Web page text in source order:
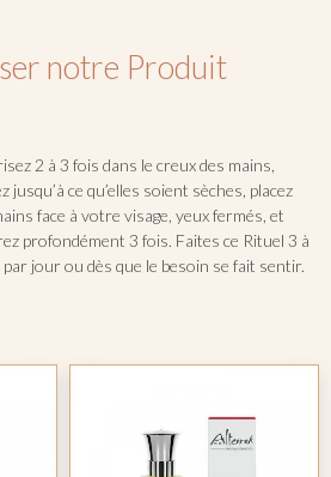
notre Produit
2 à 3 fois dans le creux des mains,
jusqu’à ce qu’elles soient sèches, placez
face à votre visage, yeux fermés, et
profondément 3 fois. Faites ce Rituel 3 à
par jour ou dès que le besoin se fait sentir.